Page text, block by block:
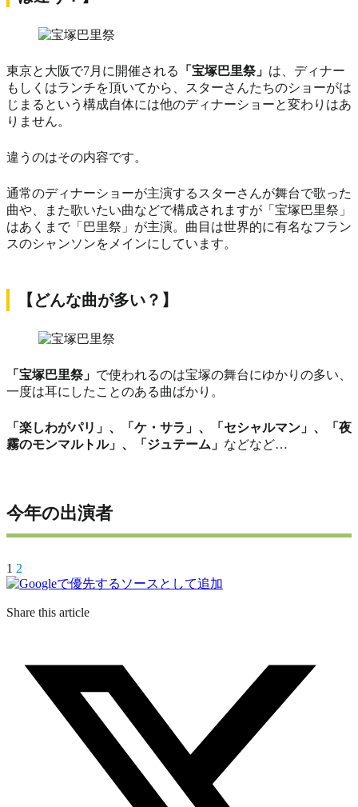
東京と大阪で7月に開催される 「宝塚巴里祭」 は、ディナー
もしくはランチを頂いてから、スターさんたちのショーがは
じまるという構成自体には他のディナーショーと変わりはあ
りません。
違うのはその内容です。
通常のディナーショーが主演するスターさんが舞台で歌った
曲や、また歌いたい曲などで構成されますが「宝塚巴里祭」
はあくまで「巴里祭」が主演。曲目は世界的に有名なフラン
スのシャンソンをメインにしています。
【どんな曲が多い？】
「宝塚巴里祭」 で使われるのは宝塚の舞台にゆかりの多い、
一度は耳にしたことのある曲ばかり。
「楽しわがパリ」、「ケ・サラ」、「セシャルマン」、「夜
霧のモンマルトル」、「ジュテーム」 などなど…
今年の出演者
1 2
Share this article